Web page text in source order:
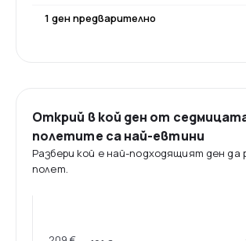
1 ден предварително
Открий в кой ден от
полетите са най-евтини
Разбери кой е най-подходящият ден да
полет.